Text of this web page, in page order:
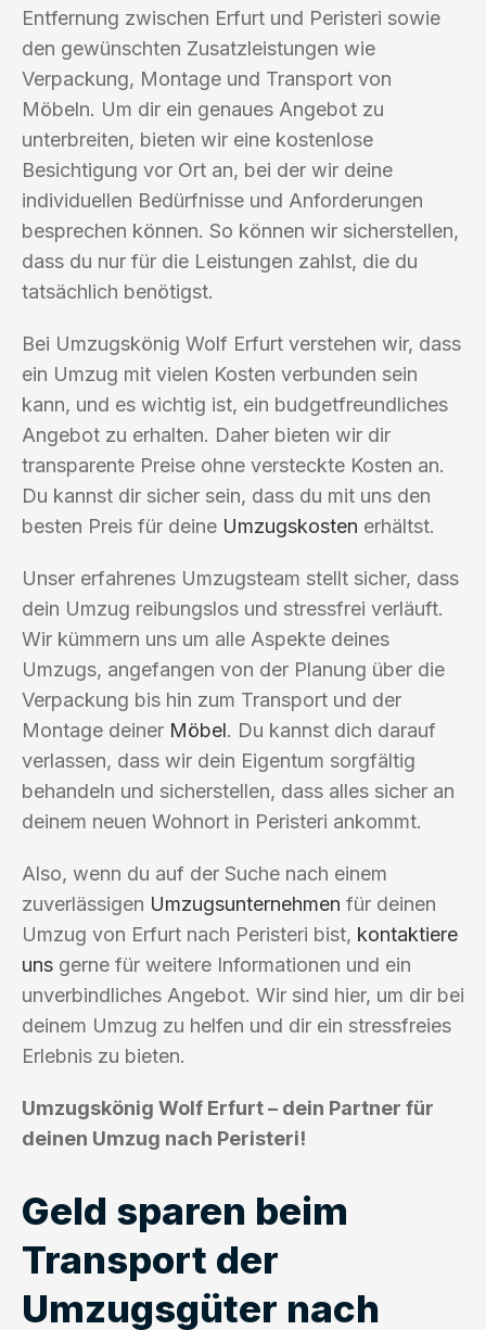
Entfernung zwischen Erfurt und Peristeri sowie
den gewünschten Zusatzleistungen wie
Verpackung, Montage und Transport von
Möbeln. Um dir ein genaues Angebot zu
unterbreiten, bieten wir eine kostenlose
Besichtigung vor Ort an, bei der wir deine
individuellen Bedürfnisse und Anforderungen
besprechen können. So können wir sicherstellen,
dass du nur für die Leistungen zahlst, die du
tatsächlich benötigst.
Bei Umzugskönig Wolf Erfurt verstehen wir, dass
ein Umzug mit vielen Kosten verbunden sein
kann, und es wichtig ist, ein budgetfreundliches
Angebot zu erhalten. Daher bieten wir dir
transparente Preise ohne versteckte Kosten an.
Du kannst dir sicher sein, dass du mit uns den
besten Preis für deine Umzugskosten erhältst.
Unser erfahrenes Umzugsteam stellt sicher, dass
dein Umzug reibungslos und stressfrei verläuft.
Wir kümmern uns um alle Aspekte deines
Umzugs, angefangen von der Planung über die
Verpackung bis hin zum Transport und der
Montage deiner Möbel. Du kannst dich darauf
verlassen, dass wir dein Eigentum sorgfältig
behandeln und sicherstellen, dass alles sicher an
deinem neuen Wohnort in Peristeri ankommt.
Also, wenn du auf der Suche nach einem
zuverlässigen Umzugsunternehmen für deinen
Umzug von Erfurt nach Peristeri bist, kontaktiere
uns gerne für weitere Informationen und ein
unverbindliches Angebot. Wir sind hier, um dir bei
deinem Umzug zu helfen und dir ein stressfreies
Erlebnis zu bieten.
Umzugskönig Wolf Erfurt – dein Partner für
deinen Umzug nach Peristeri!
Geld sparen beim
Transport der
Umzugsgüter nach